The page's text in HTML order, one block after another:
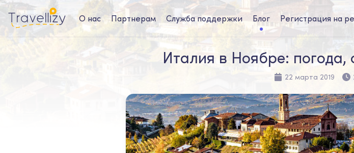
О нас Партнерам Служба поддержки Блог Регистрация на
Италия в Ноябре:
22 марта 2019